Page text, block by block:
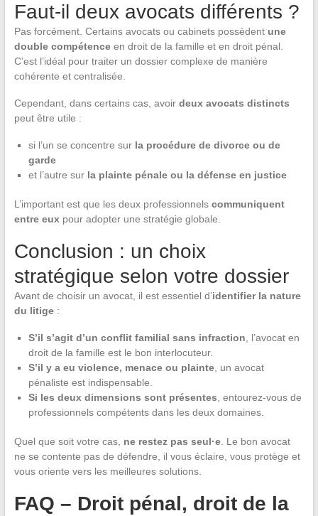
Faut-il deux avocats différents ?
Pas forcément. Certains avocats ou cabinets possèdent une
double compétenceen droit de la famille et en droit pénal.
C’est l’idéal pour traiter un dossier complexe de manière
cohérente et centralisée.
Cependant, dans certains cas, avoir deux avocats distincts
peut être utile :
si l’un se concentre sur la procédure de divorce ou de
garde
et l’autre sur la plainte pénale ou la défense en justice
L’important est que les deux professionnels communiquent
entre euxpour adopter une stratégie globale.
Conclusion : un choix
stratégique selon votre dossier
Avant de choisir un avocat, il est essentiel d’identifier la nature
du litige:
S’il s’agit d’un conflit familial sans infraction, l’avocat en
droit de la famille est le bon interlocuteur.
S’il y a eu violence, menace ou plainte, un avocat
pénaliste est indispensable.
Si les deux dimensions sont présentes, entourez-vous de
professionnels compétents dans les deux domaines.
Quel que soit votre cas, ne restez pas seul·e. Le bon avocat
ne se contente pas de défendre, il vous éclaire, vous protège et
vous oriente vers les meilleures solutions.
FAQ – Droit pénal, droit de la